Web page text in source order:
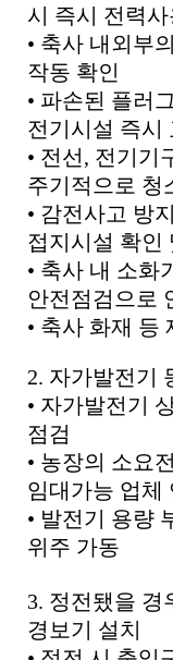
시 즉시 전력
• 축사 내외부
작동 확인
• 파손된 플러
전기시설 즉시
• 전선, 전기기
주기적으로 청
• 감전사고 방
접지시설 확인
• 축사 내 소화
안전점검으로
• 축사 화재 등
2. 자가발전기
• 자가발전기
점검
• 농장의 소요
임대가능 업체
• 발전기 용량
위주 가동
3. 정전됐을 경
경보기 설치